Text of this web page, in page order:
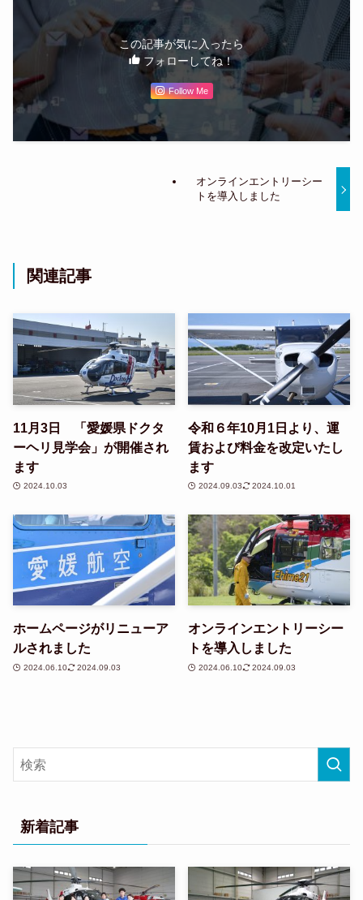
この記事が気に入ったら
フォローしてね！
Follow Me
オンラインエントリーシー
トを導入しました
関連記事
11月3日 「愛媛県ドクタ
ーヘリ見学会」が開催され
ます
2024.10.03
令和６年10月1日より、運
賃および料金を改定いたし
ます
2024.09.03 2024.10.01
ホームページがリニューア
ルされました
2024.06.10 2024.09.03
オンラインエントリーシー
トを導入しました
2024.06.10 2024.09.03
新着記事